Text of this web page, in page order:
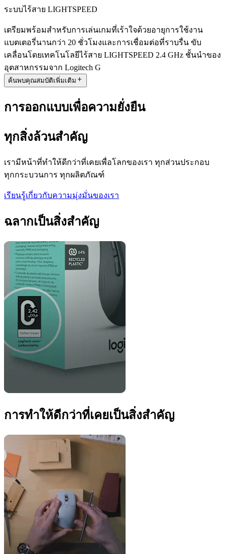
ระบบไร้สาย LIGHTSPEED
เตรียมพร้อมสำหรับการเล่นเกมที่เร้าใจด้วยอายุการใช้งาน
แบตเตอรี่นานกว่า 20 ชั่วโมงและการเชื่อมต่อที่ราบรื่น ขับ
เคลื่อนโดยเทคโนโลยีไร้สาย LIGHTSPEED 2.4 GHz ชั้นนำของ
อุตสาหกรรมจาก Logitech G
ค้นพบคุณสมบัติเพิ่มเติม
การออกแบบเพื่อความยั่งยืน
ทุกสิ่งล้วนสำคัญ
เรามีหน้าที่ทำให้ดีกว่าที่เคยเพื่อโลกของเรา ทุกส่วนประกอบ
ทุกกระบวนการ ทุกผลิตภัณฑ์
เรียนรู้เกี่ยวกับความมุ่งมั่นของเรา
ฉลากเป็นสิ่งสำคัญ
การทำให้ดีกว่าที่เคยเป็นสิ่งสำคัญ